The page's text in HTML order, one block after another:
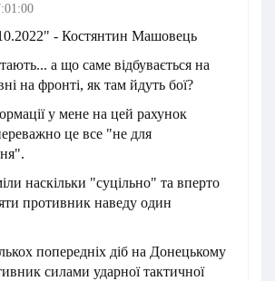
а що саме відбувається на
на фронті, як там йдуть бої?
у мене на цей рахунок
це все "не для
наскільки "суцільно" та вперто
противник наведу один
попередніх діб на Донецькому
силами ударної тактичної